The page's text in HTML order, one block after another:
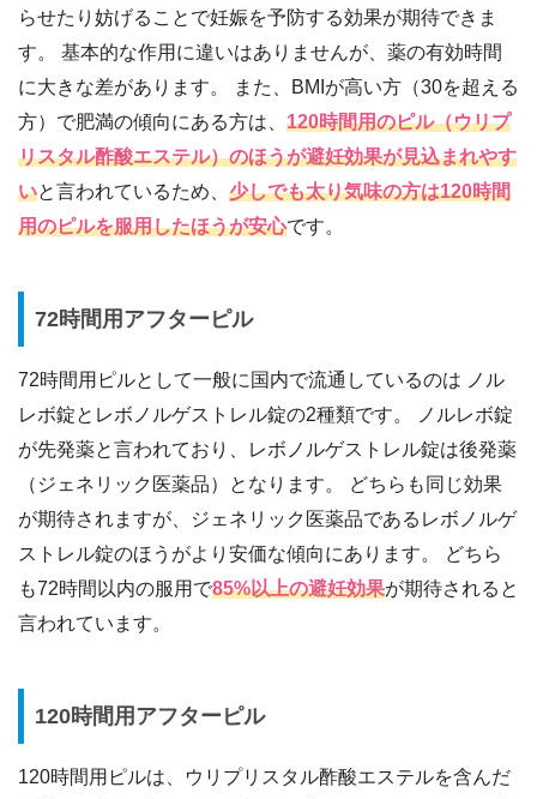
らせたり妨げることで妊娠を予防する効果が期待できま
す。 基本的な作用に違いはありませんが、薬の有効時間
に大きな差があります。 また、BMIが高い方（30を超える
方）で肥満の傾向にある方は、 120時間用のピル（ウリプ
リスタル酢酸エステル）のほうが避妊効果が見込まれやす
いと言われているため、 少しでも太り気味の方は120時間
用のピルを服用したほうが安心です。
72時間用アフターピル
72時間用ピルとして一般に国内で流通しているのは ノル
レボ錠とレボノルゲストレル錠の2種類です。 ノルレボ錠
が先発薬と言われており、レボノルゲストレル錠は後発薬
（ジェネリック医薬品）となります。 どちらも同じ効果
が期待されますが、ジェネリック医薬品であるレボノルゲ
ストレル錠のほうがより安価な傾向にあります。 どちら
も72時間以内の服用で85%以上の避妊効果が期待されると
言われています。
120時間用アフターピル
120時間用ピルは、ウリプリスタル酢酸エステルを含んだ